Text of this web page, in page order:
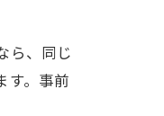
ら、同じ
す。事前